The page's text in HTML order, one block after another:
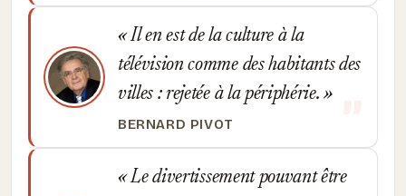
Il en est de la culture à la
télévision comme des habitants des
villes : rejetée à la périphérie.
BERNARD PIVOT
Le divertissement pouvant être